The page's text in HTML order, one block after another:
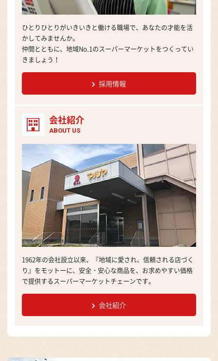
ひとりひとりがいきいきと働ける職場で、あなたの才能を活
かしてみませんか。
仲間とともに、地域No.1のスーパーマーケットをつくってい
きましょう！
採用情報
会社紹介
ABOUT US
1962年の会社設立以来、『地域に愛され、信頼される店づく
り』をモットーに、安全・安心な商品を、お求めやすい価格
で提供するスーパーマーケットチェーンです。
会社紹介